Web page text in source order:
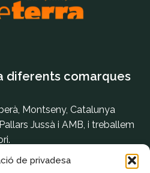
de privadesa
diferents comarques
Montseny, Catalunya
Jussà i AMB, i treballem